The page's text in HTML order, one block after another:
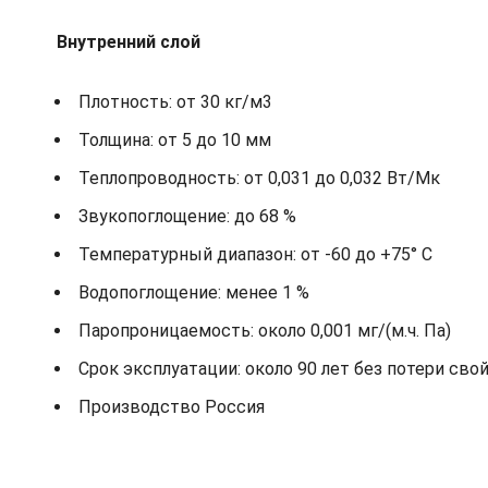
Внутренний слой
Плотность: от 30 кг/м3
Толщина: от 5 до 10 мм
Теплопроводность: от 0,031 до 0,032 Вт/Мк
Звукопоглощение: до 68 %
Температурный диапазон: от -60 до +75° С
Водопоглощение: менее 1 %
Паропроницаемость: около 0,001 мг/(м.ч. Па)
Срок эксплуатации: около 90 лет без потери
Производство Россия